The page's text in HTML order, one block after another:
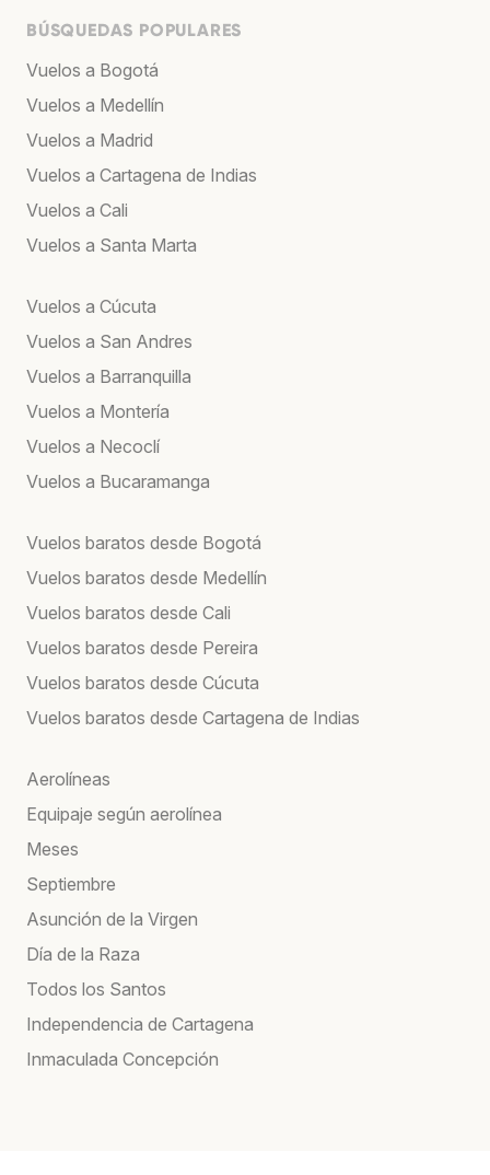
BÚSQUEDAS POPULARES
Vuelos a Bogotá
Vuelos a Medellín
Vuelos a Madrid
Vuelos a Cartagena de Indias
Vuelos a Cali
Vuelos a Santa Marta
Vuelos a Cúcuta
Vuelos a San Andres
Vuelos a Barranquilla
Vuelos a Montería
Vuelos a Necoclí
Vuelos a Bucaramanga
Vuelos baratos desde Bogotá
Vuelos baratos desde Medellín
Vuelos baratos desde Cali
Vuelos baratos desde Pereira
Vuelos baratos desde Cúcuta
Vuelos baratos desde Cartagena de Indias
Aerolíneas
Equipaje según aerolínea
Meses
Septiembre
Asunción de la Virgen
Día de la Raza
Todos los Santos
Independencia de Cartagena
Inmaculada Concepción